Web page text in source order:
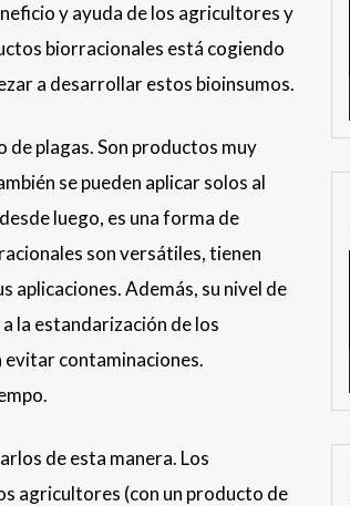
y ayuda de los agricultores y
biorracionales está cogiendo
a desarrollar estos bioinsumos.
plagas. Son productos muy
se pueden aplicar solos al
luego, es una forma de
son versátiles, tienen
aplicaciones. Además, su nivel de
la estandarización de los
contaminaciones.
de esta manera. Los
agricultores (con un producto de